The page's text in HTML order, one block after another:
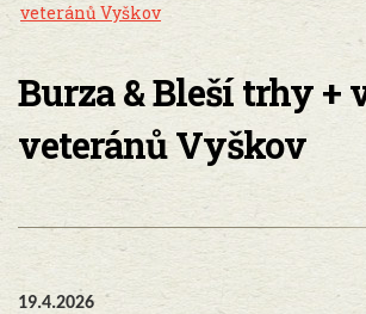
veteránů Vyškov
Burza & Bleší trhy +
veteránů Vyškov
19.4.2026